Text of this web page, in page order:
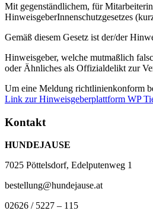
Mit gegenständlichem, für
HinweisgeberInnenschutzgesetzes
Gemäß diesem Gesetz ist der/der
Hinweisgeber, welche mutmaßlich
oder Ähnliches als Offizialdelikt zur
Um eine Meldung richtlinienkonform
Link zur Hinweisgeberplattform WP
Kontakt
HUNDEJAUSE
7025 Pöttelsdorf, Edelputenweg 1
bestellung@hundejause.at
02626 / 5227 – 115